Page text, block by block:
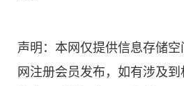
声明：本网仅提供信息存储
网注册会员发布，如有涉及到